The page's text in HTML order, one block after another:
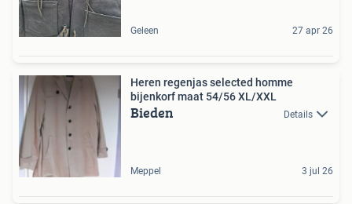
Geleen 27 apr 26
Heren regenjas selected homme
bijenkorf maat 54/56 XL/XXL
Bieden Details
Meppel 3 jul 26